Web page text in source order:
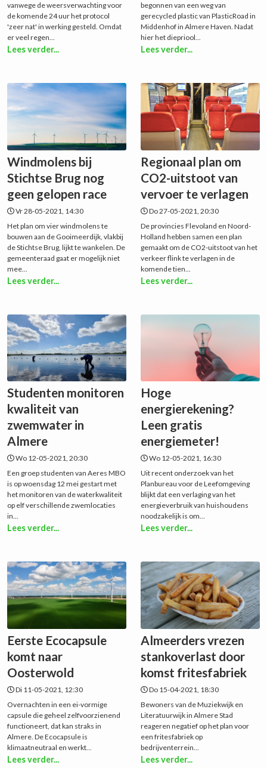
vanwege de weersverwachting voor
de komende 24 uur het protocol
'zeer nat' in werking gesteld. Omdat
er veel regen...
Lees verder...
begonnen van een weg van
gerecycled plastic van PlasticRoad in
Middenhof in Almere Haven. Nadat
hier het diepriool...
Lees verder...
Windmolens bij
Stichtse Brug nog
geen gelopen race
Vr 28-05-2021, 14:30
Het plan om vier windmolens te
bouwen aan de Gooimeerdijk, vlakbij
de Stichtse Brug, lijkt te wankelen. De
gemeenteraad gaat er mogelijk niet
mee...
Lees verder...
Regionaal plan om
CO2-uitstoot van
vervoer te verlagen
Do 27-05-2021, 20:30
De provincies Flevoland en Noord-
Holland hebben samen een plan
gemaakt om de CO2-uitstoot van het
verkeer flink te verlagen in de
komende tien...
Lees verder...
Studenten monitoren
kwaliteit van
zwemwater in
Almere
Wo 12-05-2021, 20:30
Een groep studenten van Aeres MBO
is op woensdag 12 mei gestart met
het monitoren van de waterkwaliteit
op elf verschillende zwemlocaties
in...
Lees verder...
Hoge
energierekening?
Leen gratis
energiemeter!
Wo 12-05-2021, 16:30
Uit recent onderzoek van het
Planbureau voor de Leefomgeving
blijkt dat een verlaging van het
energieverbruik van huishoudens
noodzakelijk is om...
Lees verder...
Eerste Ecocapsule
komt naar
Oosterwold
Di 11-05-2021, 12:30
Overnachten in een ei-vormige
capsule die geheel zelfvoorzienend
functioneert, dat kan straks in
Almere. De Ecocapsule is
klimaatneutraal en werkt...
Lees verder...
Almeerders vrezen
stankoverlast door
komst fritesfabriek
Do 15-04-2021, 18:30
Bewoners van de Muziekwijk en
Literatuurwijk in Almere Stad
reageren negatief op het plan voor
een fritesfabriek op
bedrijventerrein...
Lees verder...